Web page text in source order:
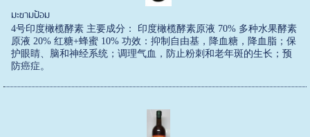
มะขามป้อม
4号印度橄榄酵素 主要成分： 印度橄榄酵素原液 70% 多种水果酵素
原液 20% 红糖+蜂蜜 10% 功效：抑制自由基，降血糖，降血脂；保
护眼睛、脑和神经系统；调理气血，防止粉刺和老年斑的生长；预
防癌症。